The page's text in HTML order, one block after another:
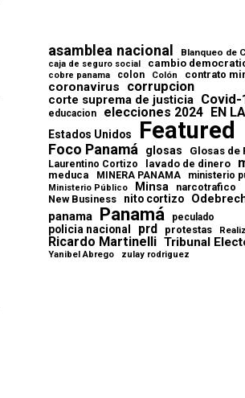
asamblea nacional Blanqueo de
caja de seguro social cambio
cobre panama colon Colón contrato
coronavirus corrupcion
corte suprema de justicia Covid-
educacion elecciones 2024 EN
Estados Unidos Featured
Foco Panamá glosas Glosas de
Laurentino Cortizo lavado de dinero
meduca MINERA PANAMA ministerio
Ministerio Público Minsa
narcotrafico
New Business
nito cortizo
panama Panamá peculado
policia nacional prd protestas
Ricardo Martinelli Tribunal
Yanibel Abrego zulay rodriguez